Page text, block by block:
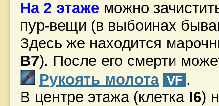
На 2 этаже можно
пур-вещи (в выбоинах
Здесь же находится
B7). После его смерти
Рукоять молота VF .
В центре этажа (клетка I6)